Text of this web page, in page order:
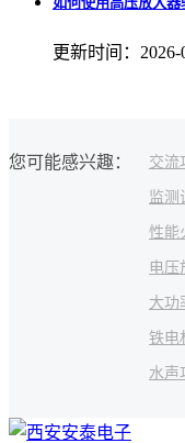
更新时间：2026-
您可能感兴趣： 交流
监测
性能
电压
大功
铁电
水声